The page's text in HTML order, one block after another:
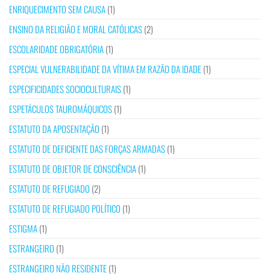
ENRIQUECIMENTO SEM CAUSA(1)
ENSINO DA RELIGIÃO E MORAL CATÓLICAS(2)
ESCOLARIDADE OBRIGATÓRIA(1)
ESPECIAL VULNERABILIDADE DA VÍTIMA EM RAZÃO DA IDADE(1)
ESPECIFICIDADES SOCIOCULTURAIS(1)
ESPETÁCULOS TAUROMÁQUICOS(1)
ESTATUTO DA APOSENTAÇÃO (1)
ESTATUTO DE DEFICIENTE DAS FORÇAS ARMADAS(1)
ESTATUTO DE OBJETOR DE CONSCIÊNCIA(1)
ESTATUTO DE REFUGIADO (2)
ESTATUTO DE REFUGIADO POLÍTICO (1)
ESTIGMA(1)
ESTRANGEIRO (1)
ESTRANGEIRO NÃO RESIDENTE(1)